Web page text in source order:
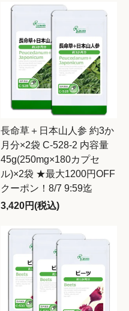
長命草＋日本山人参 約3か
月分×2袋 C-528-2 内容量
45g(250mg×180カプセ
ル)×2袋 ★最大1200円OFF
クーポン！8/7 9:59迄
3,420円(税込)